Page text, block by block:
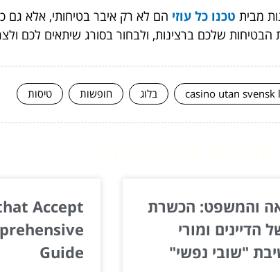
מבית טכנו כל עוזי הם לא רק איבר בטיחותי, אלא גם
שלכם ברצינות, ולבחור בסורג שיתאים לכם
casino utan svensk בלוג חופשות טיסות
והמשפט: הכשרת
הדיינים ומורי
"שובי נפשי"
Accept
Guide